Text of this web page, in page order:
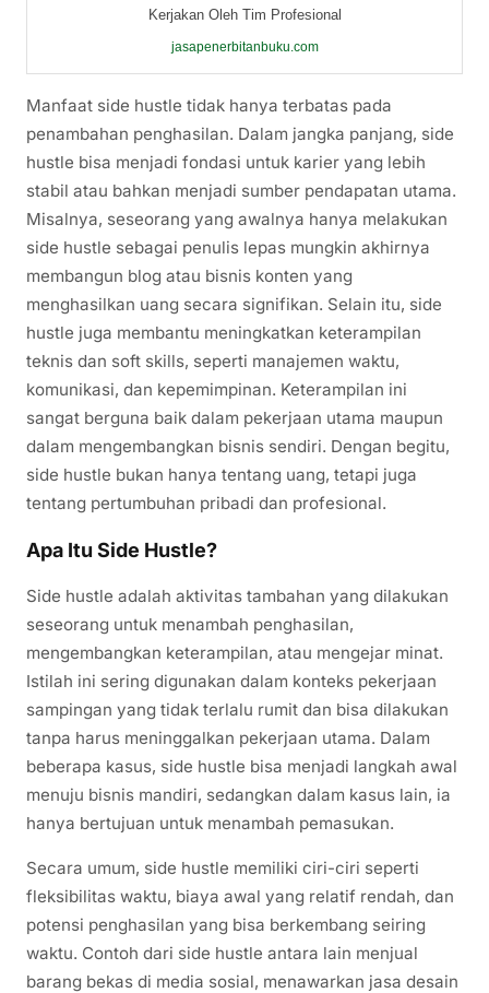
Kerjakan Oleh Tim Profesional
jasapenerbitanbuku.com
Manfaat side hustle tidak hanya terbatas pada
penambahan penghasilan. Dalam jangka panjang, side
hustle bisa menjadi fondasi untuk karier yang lebih
stabil atau bahkan menjadi sumber pendapatan utama.
Misalnya, seseorang yang awalnya hanya melakukan
side hustle sebagai penulis lepas mungkin akhirnya
membangun blog atau bisnis konten yang
menghasilkan uang secara signifikan. Selain itu, side
hustle juga membantu meningkatkan keterampilan
teknis dan soft skills, seperti manajemen waktu,
komunikasi, dan kepemimpinan. Keterampilan ini
sangat berguna baik dalam pekerjaan utama maupun
dalam mengembangkan bisnis sendiri. Dengan begitu,
side hustle bukan hanya tentang uang, tetapi juga
tentang pertumbuhan pribadi dan profesional.
Apa Itu Side Hustle?
Side hustle adalah aktivitas tambahan yang dilakukan
seseorang untuk menambah penghasilan,
mengembangkan keterampilan, atau mengejar minat.
Istilah ini sering digunakan dalam konteks pekerjaan
sampingan yang tidak terlalu rumit dan bisa dilakukan
tanpa harus meninggalkan pekerjaan utama. Dalam
beberapa kasus, side hustle bisa menjadi langkah awal
menuju bisnis mandiri, sedangkan dalam kasus lain, ia
hanya bertujuan untuk menambah pemasukan.
Secara umum, side hustle memiliki ciri-ciri seperti
fleksibilitas waktu, biaya awal yang relatif rendah, dan
potensi penghasilan yang bisa berkembang seiring
waktu. Contoh dari side hustle antara lain menjual
barang bekas di media sosial, menawarkan jasa desain